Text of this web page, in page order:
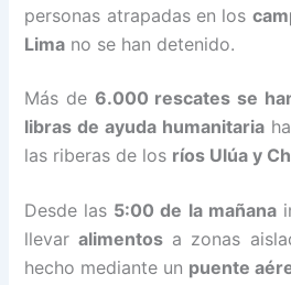
personas atrapadas en los
Lima no se han detenido.
Más de 6.000 rescates se
libras de ayuda humanitaria
las riberas de los ríos Ulúa y
Desde las 5:00 de la mañana
llevaralimentos a zonas
hecho mediante un puente